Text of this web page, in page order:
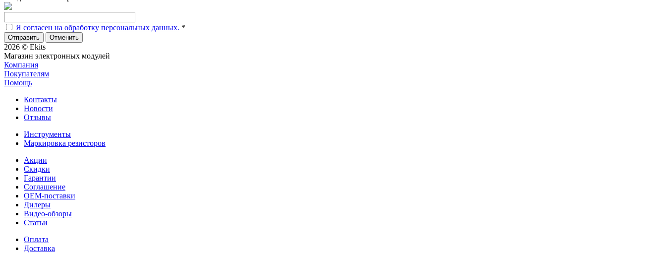
Я согласен на обработку персональных данных. *
Отменить
2026 © Ekits
Магазин электронных модулей
Компания
Покупателям
Помощь
Контакты
Новости
Отзывы
Инструменты
Маркировка резисторов
Акции
Скидки
Гарантии
Соглашение
OEM-поставки
Дилеры
Видео-обзоры
Статьи
Оплата
Доставка